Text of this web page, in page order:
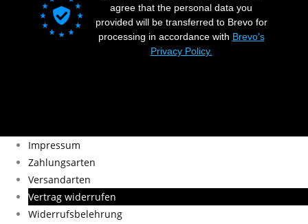
agree that the personal data you
provided will be transferred to Brevo for
processing in accordance with Brevo's
Privacy Policy.
Impressum
Zahlungsarten
Versandarten
Vertrag widerrufen
Widerrufsbelehrung